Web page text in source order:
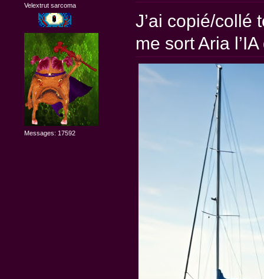
Velextrut sarcoma
Messages: 17592
J’ai copié/collé
me sort Aria l’IA